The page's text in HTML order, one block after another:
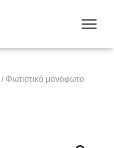
/ Φωτιστικό μονόφωτο